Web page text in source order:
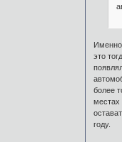
Именно
это
более
местах
году.